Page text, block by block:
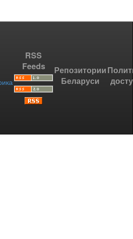
RSS
Feeds
Репозитории
Беларуси